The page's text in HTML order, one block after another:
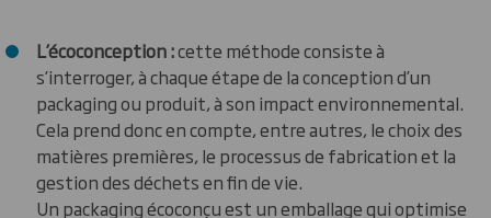
L’écoconception :cette méthode consiste à
s’interroger, à chaque étape de la conception d’un
packaging ou produit, à son impact environnemental.
Cela prend donc en compte, entre autres, le choix des
matières premières, le processus de fabrication et la
gestion des déchets en fin de vie.
Un packaging écoconçu est un emballage qui optimise